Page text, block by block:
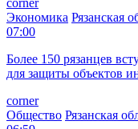
Экономика Рязанская
07:00
Более 150 рязанцев
для защиты объектов
corner
Общество Рязанская